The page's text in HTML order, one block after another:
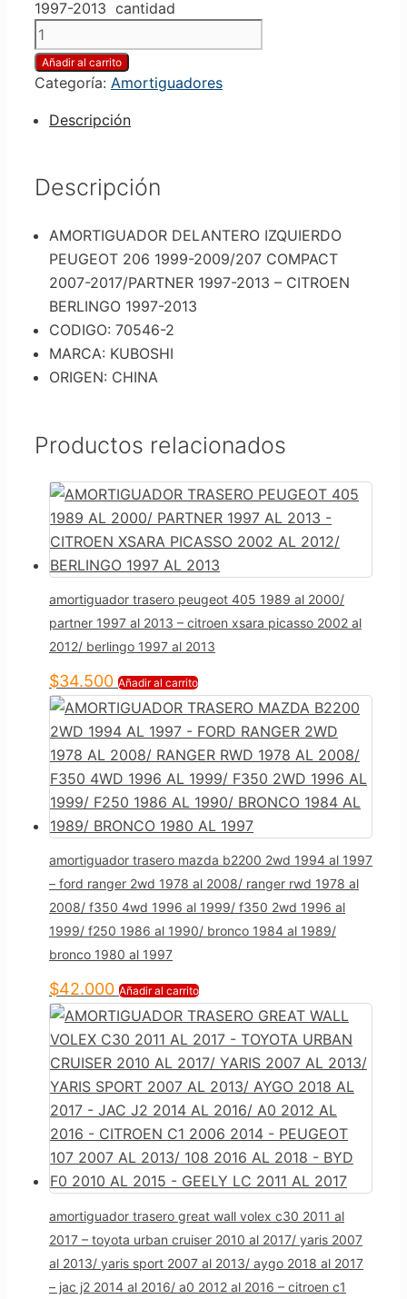
1997-2013 cantidad
Añadir al carrito
Categoría: Amortiguadores
Descripción
Descripción
AMORTIGUADOR DELANTERO IZQUIERDO
PEUGEOT 206 1999-2009/207 COMPACT
2007-2017/PARTNER 1997-2013 – CITROEN
BERLINGO 1997-2013
CODIGO: 70546-2
MARCA: KUBOSHI
ORIGEN: CHINA
Productos relacionados
amortiguador trasero peugeot 405 1989 al 2000/
partner 1997 al 2013 – citroen xsara picasso 2002 al
2012/ berlingo 1997 al 2013
$34.500 Añadir al carrito
amortiguador trasero mazda b2200 2wd 1994 al 1997
– ford ranger 2wd 1978 al 2008/ ranger rwd 1978 al
2008/ f350 4wd 1996 al 1999/ f350 2wd 1996 al
1999/ f250 1986 al 1990/ bronco 1984 al 1989/
bronco 1980 al 1997
$42.000 Añadir al carrito
amortiguador trasero great wall volex c30 2011 al
2017 – toyota urban cruiser 2010 al 2017/ yaris 2007
al 2013/ yaris sport 2007 al 2013/ aygo 2018 al 2017
– jac j2 2014 al 2016/ a0 2012 al 2016 – citroen c1